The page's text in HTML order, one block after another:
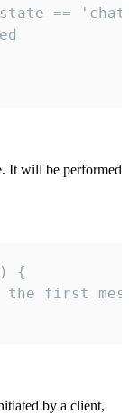
==
It will be performed
{
the first
by a client,